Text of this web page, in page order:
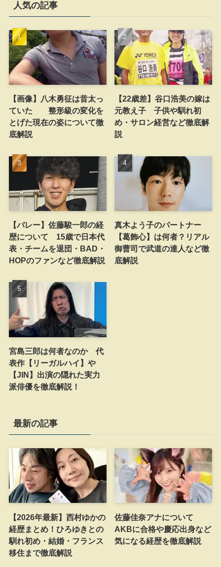
人気の記事
【画像】八木勇征は昔太っ
ていた 整形級の変化を
とげた現在の姿について徹
底解説
【22歳差】谷口浩美の嫁は
元教え子 子供や馴れ初
め・サロン経営など徹底解
説
【バレー】佐藤駿一郎の経
歴について 15歳で日本代
表・チームを退団・BAD・
HOPのファンなど徹底解説
真木よう子のパートナー
【葛飾心】は何者？リアル
御曹司で武道の達人など徹
底解説
宮島三郎は何者なのか 代
表作【リーガルハイ】や
【JIN】出演の隠れた実力
派俳優を徹底解説！
最新の記事
【2026年最新】西村ゆかの
経歴まとめ！ひろゆきとの
馴れ初め・結婚・フランス
移住まで徹底解説
佐藤佳奈アナについて
AKBに合格や慶応出身など
気になる経歴を徹底解説